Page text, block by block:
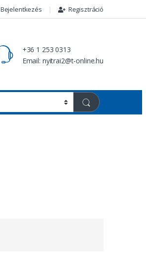
Bejelentkezés Regisztráció
+36 1 253 0313
Email: nyitrai2@t-online.hu